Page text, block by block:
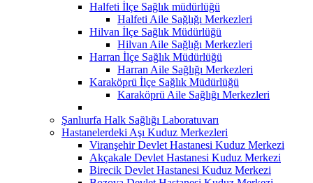
Halfeti İlçe Sağlık müdürlüğü
Halfeti Aile Sağlığı Merkezleri
Hilvan İlçe Sağlık Müdürlüğü
Hilvan Aile Sağlığı Merkezleri
Harran İlçe Sağlık Müdürlüğü
Harran Aile Sağlığı Merkezleri
Karaköprü İlçe Sağlık Müdürlüğü
Karaköprü Aile Sağlığı Merkezleri
Şanlıurfa Halk Sağlığı Laboratuvarı
Hastanelerdeki Aşı Kuduz Merkezleri
Viranşehir Devlet Hastanesi Kuduz Merkezi
Akçakale Devlet Hastanesi Kuduz Merkezi
Birecik Devlet Hastanesi Kuduz Merkezi